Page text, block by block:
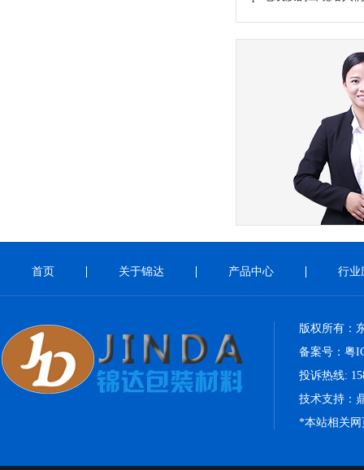
首页 关于锦达 产品中心 行业
版权所有：
备案号： 粤
投诉热线:
技术支持：
*本站相关网